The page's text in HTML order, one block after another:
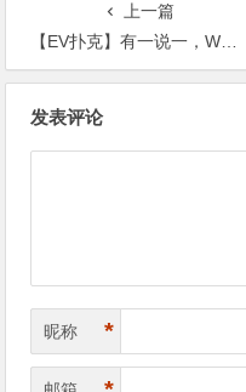
上一篇
【EV扑克】有一说一，WSOP其实比奥运会屌多了！【365娱乐资讯网】
发表评论
昵称 *